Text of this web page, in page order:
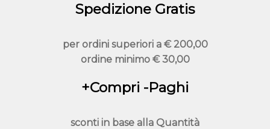
Spedizione Gratis
per ordini superiori a € 200,00
ordine minimo€ 30,00
+Compri -Paghi
sconti in base alla Quantità